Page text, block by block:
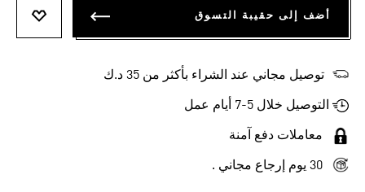
أضف إلى حقيبة التسوق
توصيل مجاني عند الشراء بأكثر من 35 د.ك
التوصيل خلال 5-7 أيام عمل
معاملات دفع آمنة